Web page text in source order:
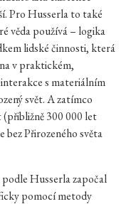
Pro Husserla to také
věda používá – logika
lidské činnosti, která
v praktickém,
s materiálním
svět. A zatímco
(přibližně 300 000 let
bez Přirozeného světa
Husserla započal
pomocí metody